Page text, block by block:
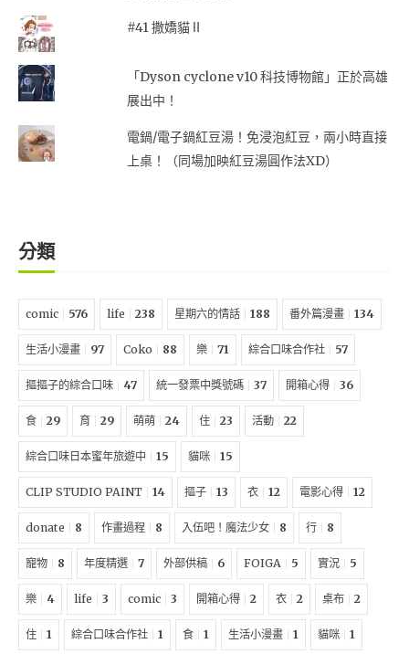
#41 撒嬌貓Ⅱ
「Dyson cyclone v10 科技博物館」正於高雄
展出中！
電鍋/電子鍋紅豆湯！免浸泡紅豆，兩小時直接
上桌！（同場加映紅豆湯圓作法XD）
分類
comic 576 life 238 星期六的情話 188 番外篇漫畫 134
生活小漫畫 97 Coko 88 樂 71 綜合口味合作社 57
摳摳子的綜合口味 47 統一發票中獎號碼 37 開箱心得 36
食 29 育 29 萌萌 24 住 23 活動 22
綜合口味日本蜜年旅遊中 15 貓咪 15
CLIP STUDIO PAINT 14 摳子 13 衣 12 電影心得 12
donate 8 作畫過程 8 入伍吧！魔法少女 8 行 8
寵物 8 年度精選 7 外部供稿 6 FOIGA 5 實況 5
樂 4 life 3 comic 3 開箱心得 2 衣 2 桌布 2
住 1 綜合口味合作社 1 食 1 生活小漫畫 1 貓咪 1